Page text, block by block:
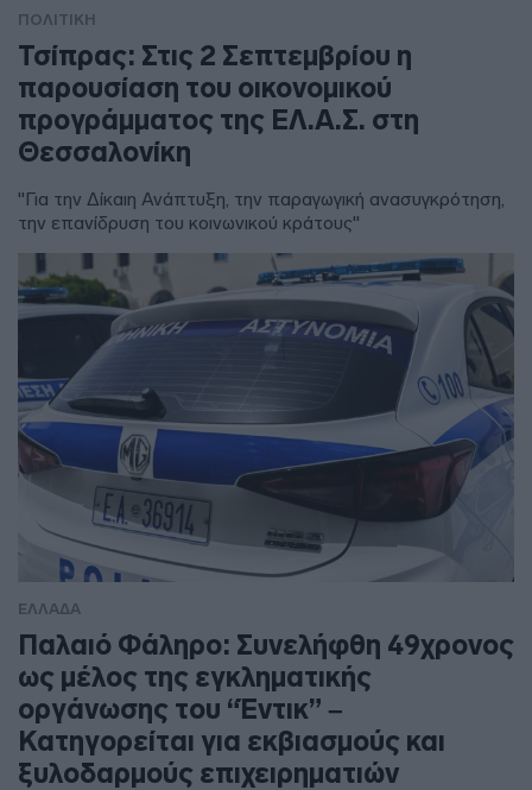
ΠΟΛΙΤΙΚΗ
Τσίπρας: Στις 2 Σεπτεμβρίου η
παρουσίαση του οικονομικού
προγράμματος της ΕΛ.Α.Σ. στη
Θεσσαλονίκη
"Για την Δίκαιη Ανάπτυξη, την παραγωγική ανασυγκρότηση,
την επανίδρυση του κοινωνικού κράτους"
ΕΛΛΑΔΑ
Παλαιό Φάληρο: Συνελήφθη 49χρονος
ως μέλος της εγκληματικής
οργάνωσης του “Έντικ” –
Κατηγορείται για εκβιασμούς και
ξυλοδαρμούς επιχειρηματιών